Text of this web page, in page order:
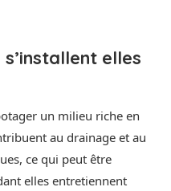
elles
un milieu riche en
au drainage et au
ce qui peut être
elles entretiennent